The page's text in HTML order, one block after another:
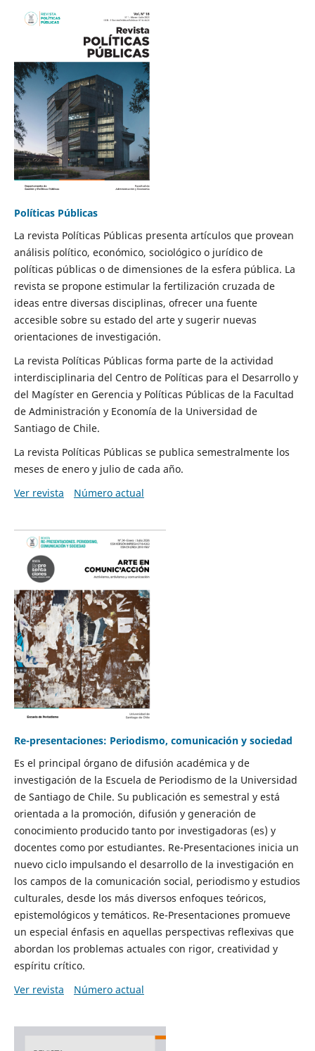
Políticas Públicas
La revista Políticas Públicas presenta artículos que provean
análisis político, económico, sociológico o jurídico de
políticas públicas o de dimensiones de la esfera pública. La
revista se propone estimular la fertilización cruzada de
ideas entre diversas disciplinas, ofrecer una fuente
accesible sobre su estado del arte y sugerir nuevas
orientaciones de investigación.
La revista Políticas Públicas forma parte de la actividad
interdisciplinaria del Centro de Políticas para el Desarrollo y
del Magíster en Gerencia y Políticas Públicas de la Facultad
de Administración y Economía de la Universidad de
Santiago de Chile.
La revista Políticas Públicas se publica semestralmente los
meses de enero y julio de cada año.
Ver revista
Número actual
Re-presentaciones: Periodismo, comunicación y sociedad
Es el principal órgano de difusión académica y de
investigación de la Escuela de Periodismo de la Universidad
de Santiago de Chile. Su publicación es semestral y está
orientada a la promoción, difusión y generación de
conocimiento producido tanto por investigadoras (es) y
docentes como por estudiantes. Re-Presentaciones inicia un
nuevo ciclo impulsando el desarrollo de la investigación en
los campos de la comunicación social, periodismo y estudios
culturales, desde los más diversos enfoques teóricos,
epistemológicos y temáticos. Re-Presentaciones promueve
un especial énfasis en aquellas perspectivas reflexivas que
abordan los problemas actuales con rigor, creatividad y
espíritu crítico.
Ver revista
Número actual